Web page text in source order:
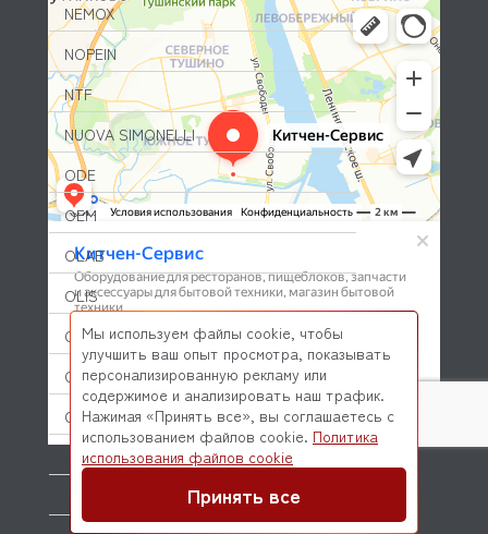
NEMOX
NOPEIN
NTF
NUOVA SIMONELLI
ODE
OEM
OLAB
OLIS
OLYMPIA
OMNIWASH
ORVED
OZTIRYAKILER
© 2026 Kitchen-Service.com Интернет-магазин запчастей
и оборудования профессиональной кухни
Мы используем файлы cookie, чтобы
улучшить ваш опыт просмотра, показывать
персонализированную рекламу или
содержимое и анализировать наш трафик.
Нажимая «Принять все», вы соглашаетесь с
использованием файлов cookie. Политика
использования файлов cookie
Принять все